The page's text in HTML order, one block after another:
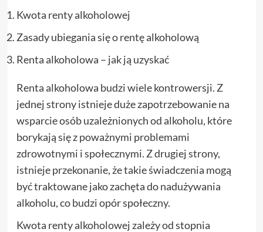
Kwota renty alkoholowej
Zasady ubiegania się o rentę alkoholową
Renta alkoholowa – jak ją uzyskać
Renta alkoholowa budzi wiele kontrowersji. Z
jednej strony istnieje duże zapotrzebowanie na
wsparcie osób uzależnionych od alkoholu, które
borykają się z poważnymi problemami
zdrowotnymi i społecznymi. Z drugiej strony,
istnieje przekonanie, że takie świadczenia mogą
być traktowane jako zachęta do nadużywania
alkoholu, co budzi opór społeczny.
Kwota renty alkoholowej zależy od stopnia